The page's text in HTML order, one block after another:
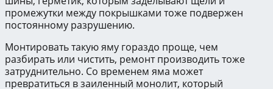
промежутки между покрышками тоже подвержен
постоянному разрушению.
Монтировать такую яму гораздо проще, чем
разбирать или чистить, ремонт производить тоже
затруднительно. Со временем яма может
превратиться в заиленный монолит, который